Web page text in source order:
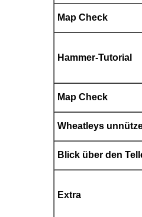
Map Check
Hammer-Tutorial
Map Check
Wheatleys
Blick über den
Extra